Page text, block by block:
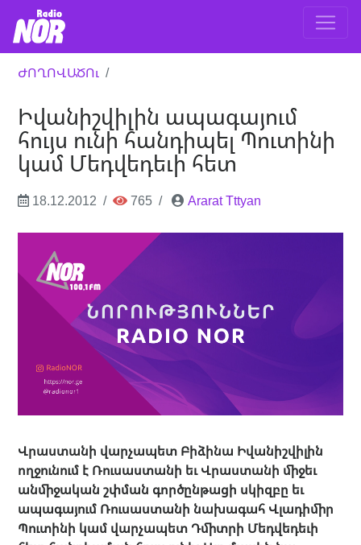
ԺՈՂՈՎԱԾՈւ
Իվանիշվիլին ապագայում
հույս ունի հանդիպել Պուտինի
կամ Մեդվեդեւի հետ
18.12.2012 765 Ararat Tttyan
Վրաստանի վարչապետ Բիձինա Իվանիշվիլին
ողջունում է Ռուսաստանի եւ Վրաստանի միջեւ
անմիջական շփման գործընթացի սկիզբը եւ
ապագայում Ռուսաստանի նախագահ Վլադիմիր
Պուտինի կամ վարչապետ Դմիտրի Մեդվեդեւի